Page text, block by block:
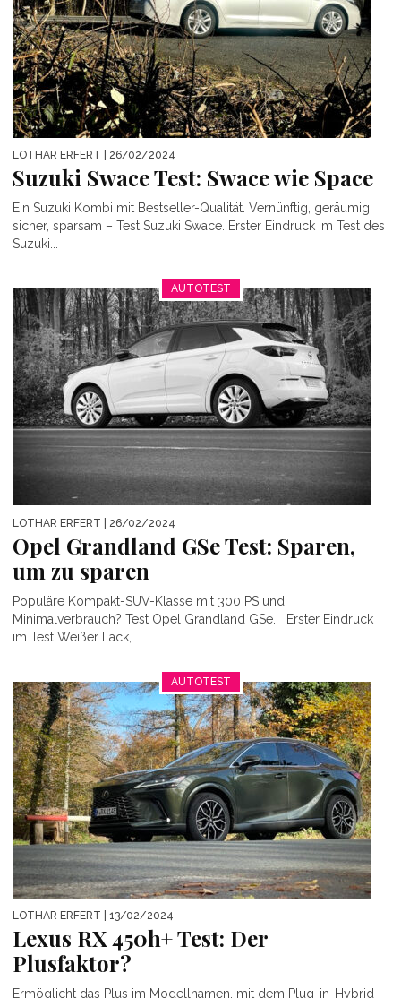
LOTHAR ERFERT | 26/02/2024
Suzuki Swace Test: Swace wie Space
Ein Suzuki Kombi mit Bestseller-Qualität. Vernünftig, geräumig,
sicher, sparsam – Test Suzuki Swace. Erster Eindruck im Test des
Suzuki...
AUTOTEST
LOTHAR ERFERT | 26/02/2024
Opel Grandland GSe Test: Sparen,
um zu sparen
Populäre Kompakt-SUV-Klasse mit 300 PS und
Minimalverbrauch? Test Opel Grandland GSe. Erster Eindruck
im Test Weißer Lack,...
AUTOTEST
LOTHAR ERFERT | 13/02/2024
Lexus RX 450h+ Test: Der
Plusfaktor?
Ermöglicht das Plus im Modellnamen, mit dem Plug-in-Hybrid